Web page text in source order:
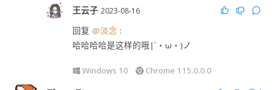
王云子 2023-08-16
回复 @淡念 :
哈哈哈哈是这样的哦|´・ω・)ノ
Windows 10 Chrome 115.0.0.0